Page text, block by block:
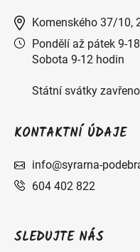
Komenského 37/10,
Pondělí až pátek 9-
Sobota 9-12 hodin
Státní svátky zavřeno
KONTAKTNÍ ÚDAJE
info@syrarna-
604 402 822
SLEDUJTE NÁS